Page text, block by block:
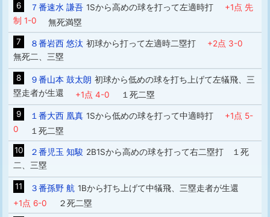
6
７番速水 謙吾 1Sから高めの球を打って左適時打 +1点 先
制 1-0
無死満塁
7
８番岩西 悠汰 初球から打って左適時二塁打 +2点 3-0
無死二、三塁
8 ９番山本 鼓太朗 初球から低めの球を打ち上げて左犠飛、三
塁走者が生還 +1点 4-0
１死二塁
9
１番大西 凰真 1Sから低めの球を打って中適時打 +1点 5-
0
１死二塁
10
２番児玉 知駿 2B1Sから高めの球を打って右二塁打 １死
二、三塁
11 ３番孫野 航 1Bから打ち上げて中犠飛、三塁走者が生還
+1点 6-0
２死二塁